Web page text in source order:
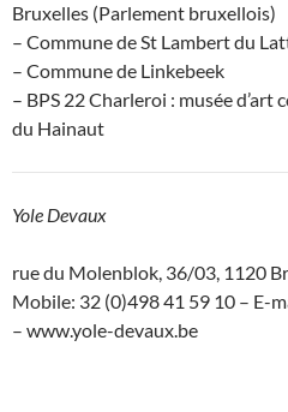
Bruxelles (Parlement bruxellois)
– Commune de St Lambert du
– Commune de Linkebeek
– BPS 22 Charleroi : musée
du Hainaut
Yole Devaux
rue du Molenblok, 36/03, 1120
Mobile: 32 (0)498 41 59 10 – E-
– www.yole-devaux.be